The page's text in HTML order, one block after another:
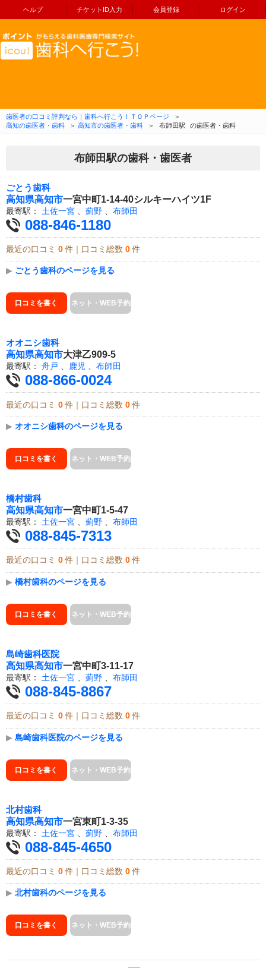
ヘルプ チケットID入力 会員登録 ログイン
コンテンツへ移動
歯医者の口コミ評判なら｜歯科へ行こう！ＴＯＰページ
＞
高知の歯医者・歯科
＞ 高知市の歯医者・歯科 ＞ 布師田駅 の歯医者・歯科
布師田駅の歯科・歯医者
ごとう歯科
高知県高知市一宮中町1-14-40シルキーハイツ1F
最寄駅： 土佐一宮 薊野 布師田
088-846-1180
最近の口コミ 0 件｜口コミ総数 0 件
▶ ごとう歯科のページを見る
口コミを書く ネット・WEB予約
オオニシ歯科
高知県高知市大津乙909-5
最寄駅： 舟戸 、 鹿児 、 布師田
088-866-0024
最近の口コミ 0 件｜口コミ総数 0 件
▶ オオニシ歯科のページを見る
口コミを書く ネット・WEB予約
橋村歯科
高知県高知市一宮中町1-5-47
最寄駅： 土佐一宮 薊野 布師田
088-845-7313
最近の口コミ 0 件｜口コミ総数 0 件
▶ 橋村歯科のページを見る
口コミを書く ネット・WEB予約
島崎歯科医院
高知県高知市一宮中町3-11-17
最寄駅： 土佐一宮 薊野 布師田
088-845-8867
最近の口コミ 0 件｜口コミ総数 0 件
▶ 島崎歯科医院のページを見る
口コミを書く ネット・WEB予約
北村歯科
高知県高知市一宮東町1-3-35
最寄駅： 土佐一宮 薊野 布師田
088-845-4650
最近の口コミ 0 件｜口コミ総数 0 件
▶ 北村歯科のページを見る
口コミを書く ネット・WEB予約